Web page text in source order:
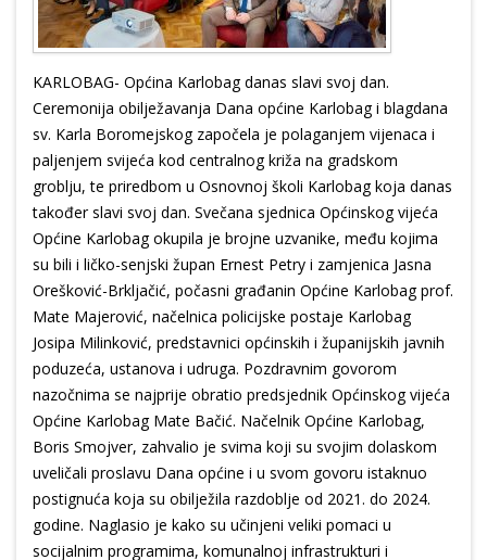
KARLOBAG- Općina Karlobag danas slavi svoj dan.
Ceremonija obilježavanja Dana općine Karlobag i blagdana
sv. Karla Boromejskog započela je polaganjem vijenaca i
paljenjem svijeća kod centralnog križa na gradskom
groblju, te priredbom u Osnovnoj školi Karlobag koja danas
također slavi svoj dan. Svečana sjednica Općinskog vijeća
Općine Karlobag okupila je brojne uzvanike, među kojima
su bili i ličko-senjski župan Ernest Petry i zamjenica Jasna
Orešković-Brkljačić, počasni građanin Općine Karlobag prof.
Mate Majerović, načelnica policijske postaje Karlobag
Josipa Milinković, predstavnici općinskih i županijskih javnih
poduzeća, ustanova i udruga. Pozdravnim govorom
nazočnima se najprije obratio predsjednik Općinskog vijeća
Općine Karlobag Mate Bačić. Načelnik Općine Karlobag,
Boris Smojver, zahvalio je svima koji su svojim dolaskom
uveličali proslavu Dana općine i u svom govoru istaknuo
postignuća koja su obilježila razdoblje od 2021. do 2024.
godine. Naglasio je kako su učinjeni veliki pomaci u
socijalnim programima, komunalnoj infrastrukturi i